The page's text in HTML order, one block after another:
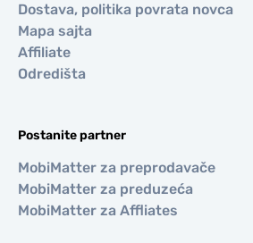
Dostava, politika povrata novca
Mapa sajta
Affiliate
Odredišta
Postanite partner
MobiMatter za preprodavače
MobiMatter za preduzeća
MobiMatter za Affliates